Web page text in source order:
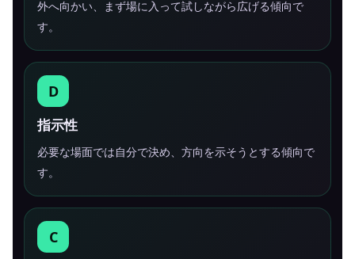
外へ向かい、まず場に入って試しながら広げる傾向で
す。
D
指示性
必要な場面では自分で決め、方向を示そうとする傾向で
す。
C